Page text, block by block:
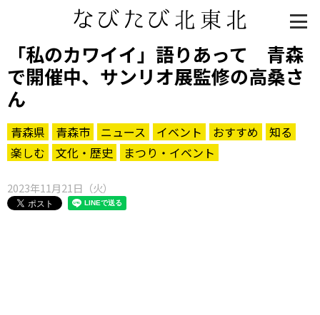
「私のカワイイ」語りあって 青森
で開催中、サンリオ展監修の高桑さ
ん
青森県 青森市 ニュース イベント おすすめ
知る
楽しむ
文化・歴史 まつり・イベント
2023年11月21日（火）
知る一覧
世界遺産
文化・歴史
パワースポット
ミステリー